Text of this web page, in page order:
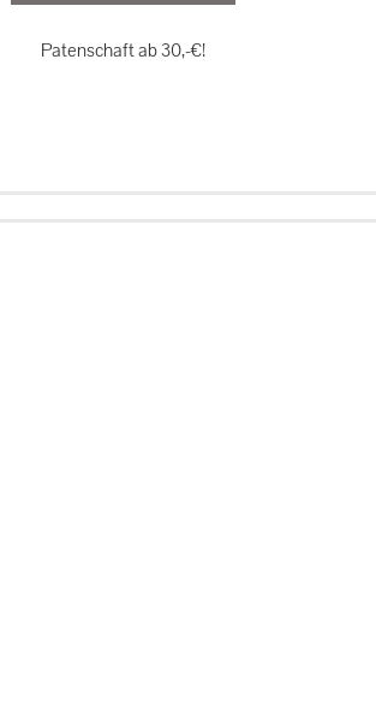
Patenschaft ab 30,-€!